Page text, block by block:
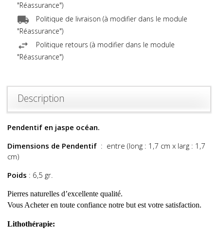
"Réassurance")
Politique de livraison (à modifier dans le module
"Réassurance")
Politique retours (à modifier dans le module
"Réassurance")
Description
Pendentif en jaspe océan.
Dimensions de Pendentif : entre (long : 1,7 cm x larg : 1,7
cm)
Poids : 6,5 gr.
Pierres naturelles d’excellente qualité.
Vous Acheter en toute confiance notre but est votre satisfaction.
Lithothérapie: